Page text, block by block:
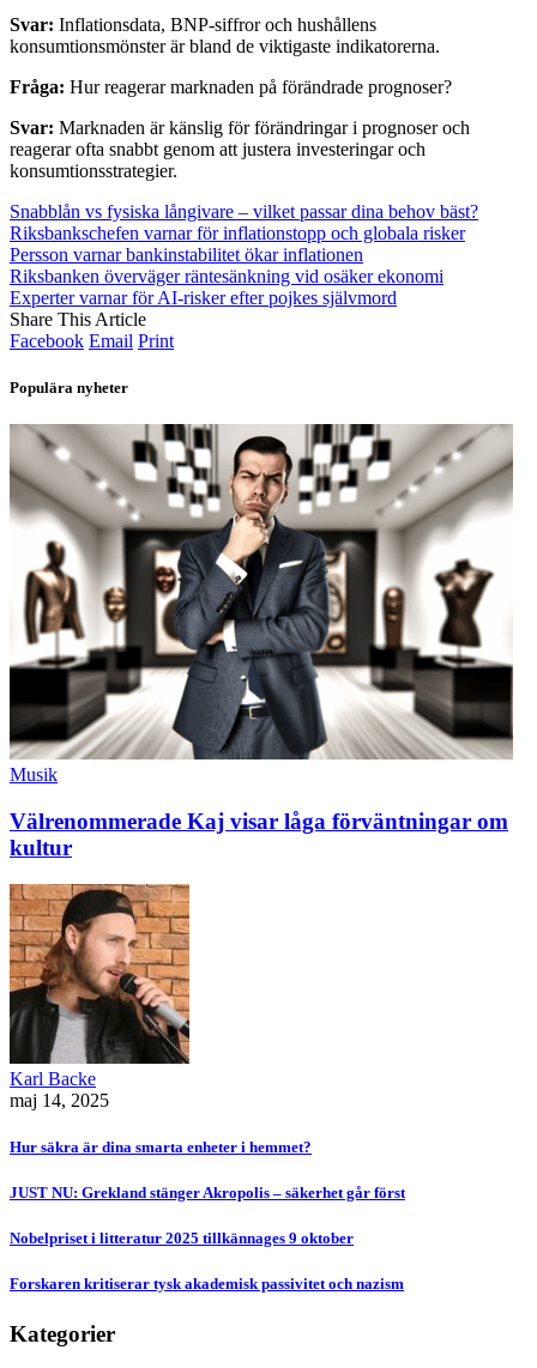
Svar: Inflationsdata, BNP-siffror och hushållens
konsumtionsmönster är bland de viktigaste indikatorerna.
Fråga: Hur reagerar marknaden på förändrade prognoser?
Svar: Marknaden är känslig för förändringar i prognoser och
reagerar ofta snabbt genom att justera investeringar och
konsumtionsstrategier.
Snabblån vs fysiska långivare – vilket passar dina behov bäst?
Riksbankschefen varnar för inflationstopp och globala risker
Persson varnar bankinstabilitet ökar inflationen
Riksbanken överväger räntesänkning vid osäker ekonomi
Experter varnar för AI-risker efter pojkes självmord
Share This Article
Facebook Email Print
Populära nyheter
Musik
Välrenommerade Kaj visar låga förväntningar om
kultur
Karl Backe
maj 14, 2025
Hur säkra är dina smarta enheter i hemmet?
JUST NU: Grekland stänger Akropolis – säkerhet går först
Nobelpriset i litteratur 2025 tillkännages 9 oktober
Forskaren kritiserar tysk akademisk passivitet och nazism
Kategorier